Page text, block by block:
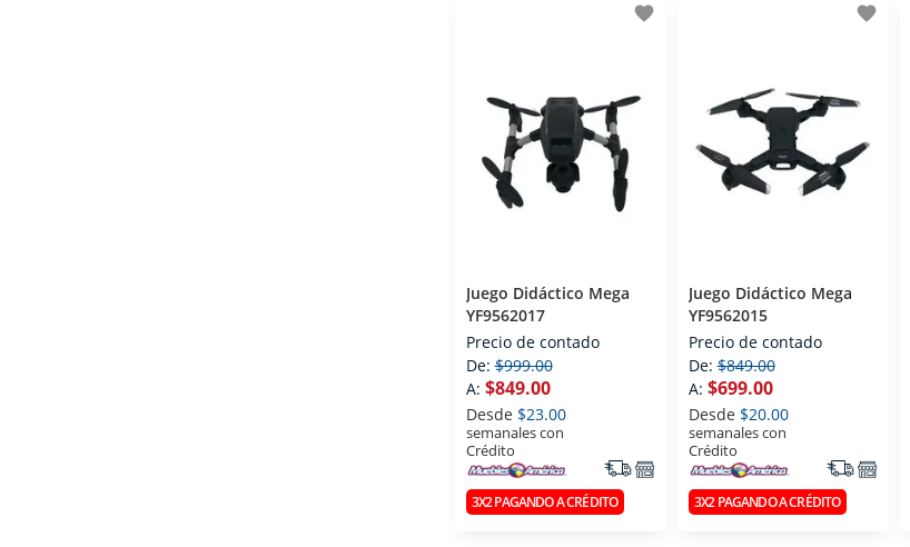
favorite
Juego Didáctico Mega
YF9562017
Precio de contado
De:$999.00
A: $849.00
Desde $23.00
semanales con
Crédito
3X2 PAGANDO A CRÉDITO
favorite
Juego Didáctico Mega
YF9562015
Precio de contado
De:$849.00
A: $699.00
Desde $20.00
semanales con
Crédito
3X2 PAGANDO A CRÉDITO